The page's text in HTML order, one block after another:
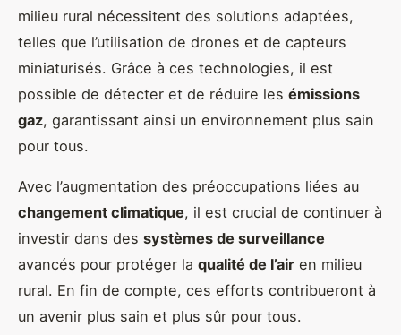
milieu rural nécessitent des solutions adaptées,
telles que l’utilisation de drones et de capteurs
miniaturisés. Grâce à ces technologies, il est
possible de détecter et de réduire les émissions
gaz, garantissant ainsi un environnement plus sain
pour tous.
Avec l’augmentation des préoccupations liées au
changement climatique, il est crucial de continuer à
investir dans des systèmes de surveillance
avancés pour protéger la qualité de l’air en milieu
rural. En fin de compte, ces efforts contribueront à
un avenir plus sain et plus sûr pour tous.